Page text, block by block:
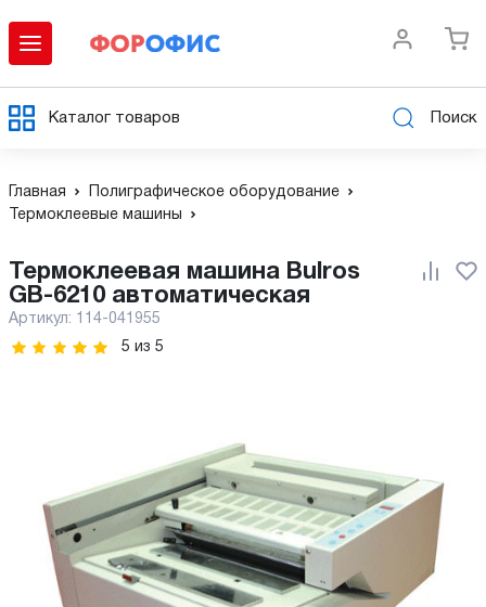
Каталог товаров Поиск
Главная
Полиграфическое оборудование
Термоклеевые машины
GB-6210 автоматическая
Артикул: 114-041955
5 из 5